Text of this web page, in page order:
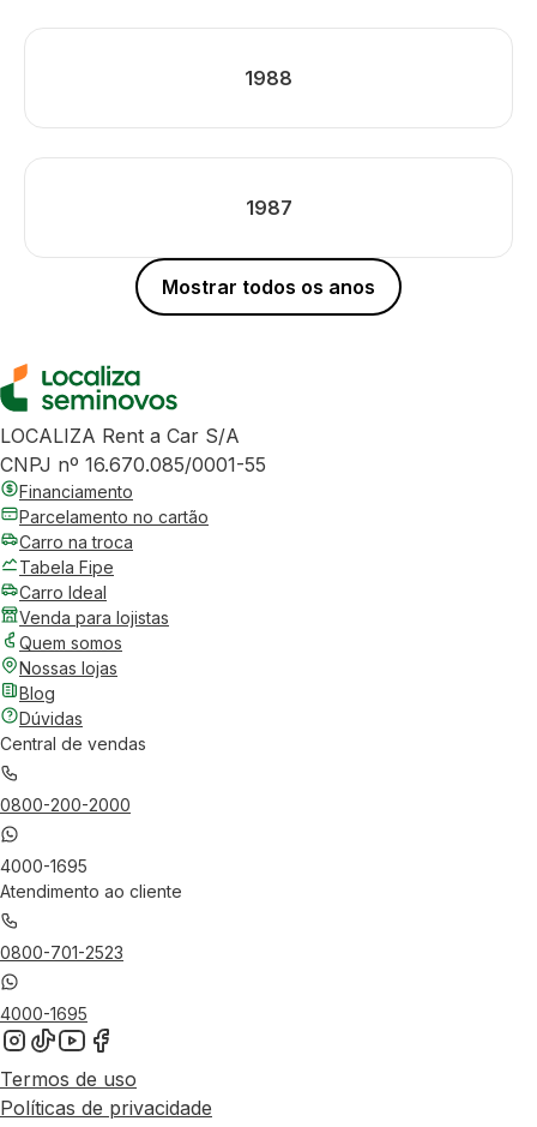
1988
1987
Mostrar todos os anos
LOCALIZA Rent a Car S/A
CNPJ nº 16.670.085/0001-55
Financiamento
Parcelamento no cartão
Carro na troca
Tabela Fipe
Carro Ideal
Venda para lojistas
Quem somos
Nossas lojas
Blog
Dúvidas
Central de vendas
0800-200-2000
4000-1695
Atendimento ao cliente
0800-701-2523
4000-1695
Termos de uso
Políticas de privacidade